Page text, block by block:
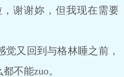
谢谢妳，但我现在需要
又回到与格林睡之前，
不能zuo。